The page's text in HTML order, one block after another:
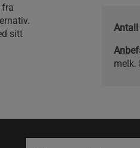
fra
sitt
Antall
melk.